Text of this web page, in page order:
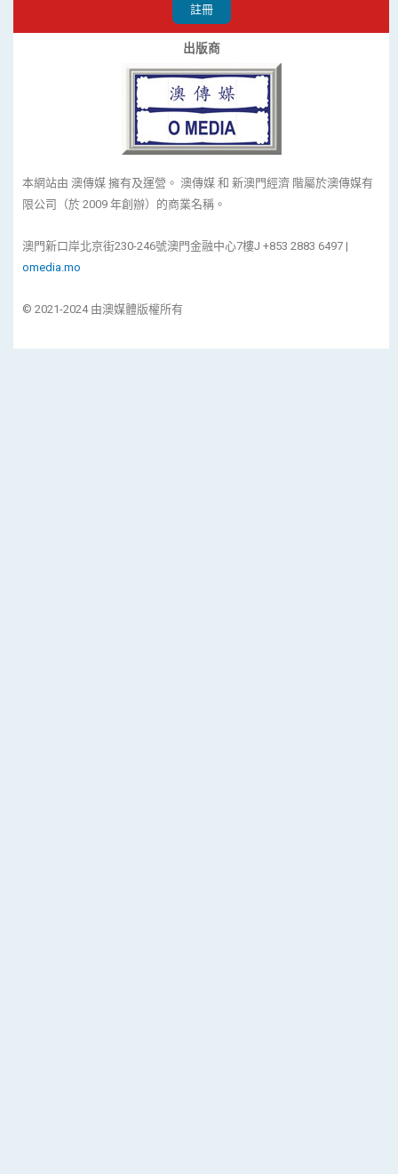
註冊
出版商
本網站由 澳傳媒 擁有及運營。 澳傳媒 和 新澳門經濟 階屬於澳傳媒有
限公司（於 2009 年創辦）的商業名稱。
澳門新口岸北京街230-246號澳門金融中心7樓J +853 2883 6497 |
omedia.mo
© 2021-2024 由澳媒體版權所有